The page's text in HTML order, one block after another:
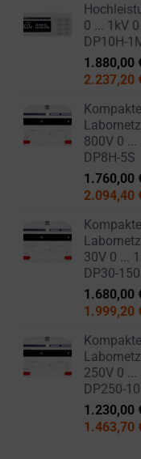
0 ... 1kV
DP10H-
1.880,00
2.237,20
800V 0 ...
DP8H-5S
1.760,00
2.094,40
30V 0 ...
DP30-
1.680,00
1.999,20
250V 0 ...
DP250-
1.230,00
1.463,70